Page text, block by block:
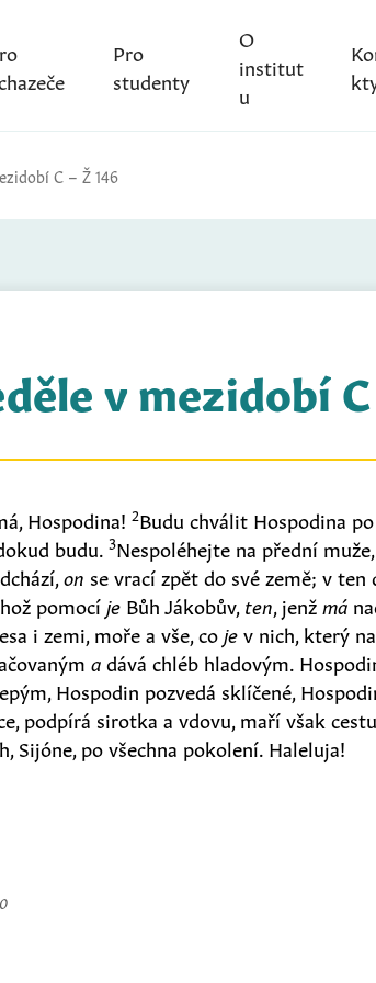
Pro
studenty
O
institut
u
C – Ž 146
v mezidobí
Hospodina!2Budu chválit Hospodina
budu.3Nespoléhejte na přední
on se vrací zpět do své země; v ten
pomocí je Bůh Jákobův, ten, jenž má
i zemi, moře a vše, co jev nich, který
adává chléb hladovým.
Hospodin pozvedá sklíčené,
podpírá sirotka a vdovu, maří však
Sijóne, po všechna pokolení. Haleluja!